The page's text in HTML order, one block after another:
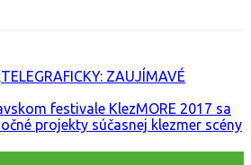
TELEGRAFICKY: ZAUJÍMAVÉ
festivale KlezMORE 2017 sa
projekty súčasnej klezmer scény